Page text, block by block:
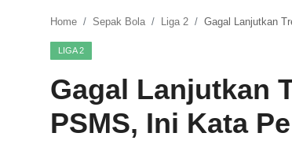
All Sports
Home Sepak Bola Liga 2 Gagal Lanjutkan
LIGA 2
Gagal Lanjutkan
PSMS, Ini Kata